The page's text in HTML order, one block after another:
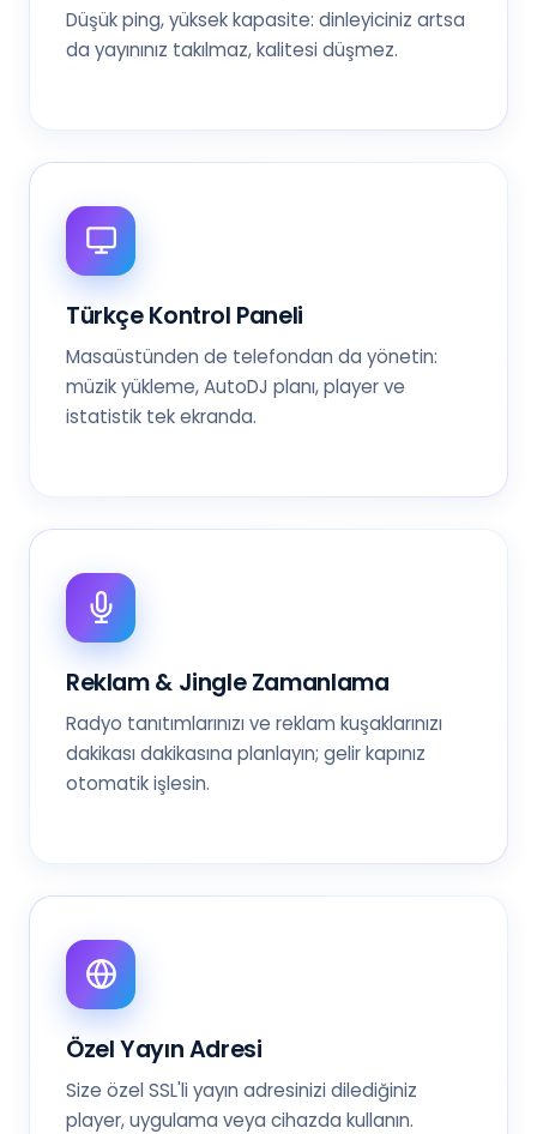
Düşük ping, yüksek kapasite: dinleyiciniz artsa
da yayınınız takılmaz, kalitesi düşmez.
Türkçe Kontrol Paneli
Masaüstünden de telefondan da yönetin:
müzik yükleme, AutoDJ planı, player ve
istatistik tek ekranda.
Reklam & Jingle Zamanlama
Radyo tanıtımlarınızı ve reklam kuşaklarınızı
dakikası dakikasına planlayın; gelir kapınız
otomatik işlesin.
Özel Yayın Adresi
Size özel SSL'li yayın adresinizi dilediğiniz
player, uygulama veya cihazda kullanın.